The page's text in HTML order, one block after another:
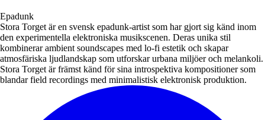
Epadunk
Stora Torget är en svensk epadunk-artist som har gjort sig känd inom
den experimentella elektroniska musikscenen. Deras unika stil
kombinerar ambient soundscapes med lo-fi estetik och skapar
atmosfäriska ljudlandskap som utforskar urbana miljöer och melankoli.
Stora Torget är främst känd för sina introspektiva kompositioner som
blandar field recordings med minimalistisk elektronisk produktion.